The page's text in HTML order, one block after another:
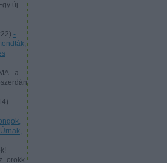
új
) -
- a
) -